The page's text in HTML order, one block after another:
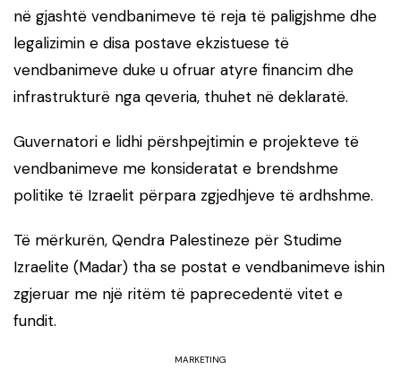
në gjashtë vendbanimeve të reja të paligjshme dhe
legalizimin e disa postave ekzistuese të
vendbanimeve duke u ofruar atyre financim dhe
infrastrukturë nga qeveria, thuhet në deklaratë.
Guvernatori e lidhi përshpejtimin e projekteve të
vendbanimeve me konsideratat e brendshme
politike të Izraelit përpara zgjedhjeve të ardhshme.
Të mërkurën, Qendra Palestineze për Studime
Izraelite (Madar) tha se postat e vendbanimeve ishin
zgjeruar me një ritëm të paprecedentë vitet e
fundit.
MARKETING